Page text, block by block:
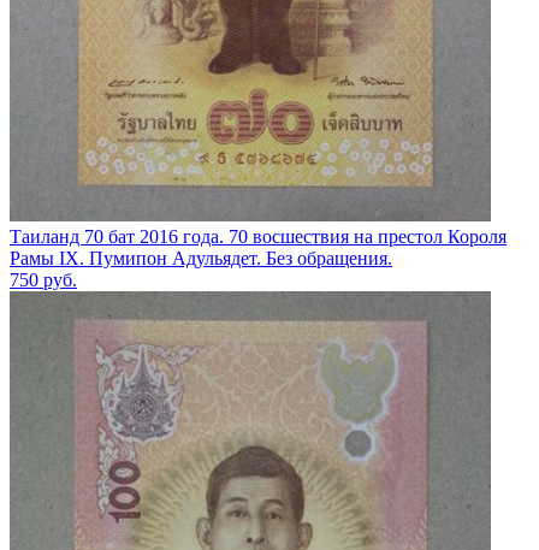
Таиланд 70 бат 2016 года. 70 восшествия на престол Короля
Рамы IX. Пумипон Адульядет. Без обращения.
750 руб.